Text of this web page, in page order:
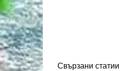
Свързани статии